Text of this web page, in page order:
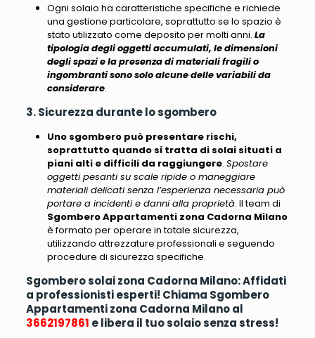
Ogni solaio ha caratteristiche specifiche e richiede
una gestione particolare, soprattutto se lo spazio è
stato utilizzato come deposito per molti anni. La
tipologia degli oggetti accumulati, le dimensioni
degli spazi e la presenza di materiali fragili o
ingombranti sono solo alcune delle variabili da
considerare.
3. Sicurezza durante lo sgombero
Uno sgombero può presentare rischi,
soprattutto quando si tratta di solai situati a
piani alti e difficili da raggiungere. Spostare
oggetti pesanti su scale ripide o maneggiare
materiali delicati senza l’esperienza necessaria può
portare a incidenti e danni alla proprietà. Il team di
Sgombero Appartamenti zona Cadorna Milano
è formato per operare in totale sicurezza,
utilizzando attrezzature professionali e seguendo
procedure di sicurezza specifiche.
Sgombero solai zona Cadorna Milano: Affidati
a professionisti esperti! Chiama Sgombero
Appartamenti zona Cadorna Milano al
3662197861 e libera il tuo solaio senza stress!